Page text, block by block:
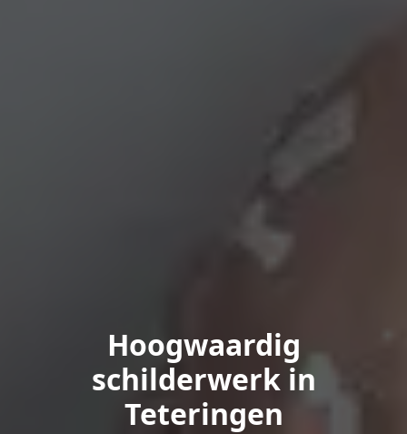
Hoogwaardig
schilderwerk in
Teteringen